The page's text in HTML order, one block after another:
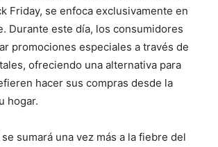
Friday, se enfoca exclusivamente en
Durante este día, los consumidores
promociones especiales a través de
ofreciendo una alternativa para
hacer sus compras desde la
hogar.
sumará una vez más a la fiebre del